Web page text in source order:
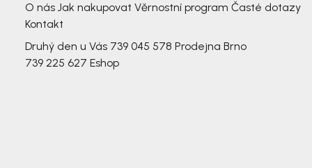
O nás Jak nakupovat Věrnostní program Časté dotazy
Kontakt
Druhý den u Vás 739 045 578 Prodejna Brno
739 225 627 Eshop